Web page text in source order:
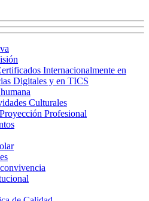
Internacionalmente en
Digitales y en TICS
Culturales
Profesional